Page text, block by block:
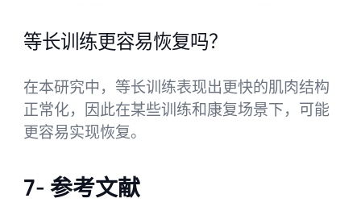
等长训练更容易恢复吗？
在本研究中，等长训练表现出更快的肌肉结构
正常化，因此在某些训练和康复场景下，可能
更容易实现恢复。
7- 参考文献